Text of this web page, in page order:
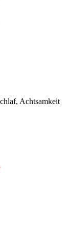
Achtsamkeit